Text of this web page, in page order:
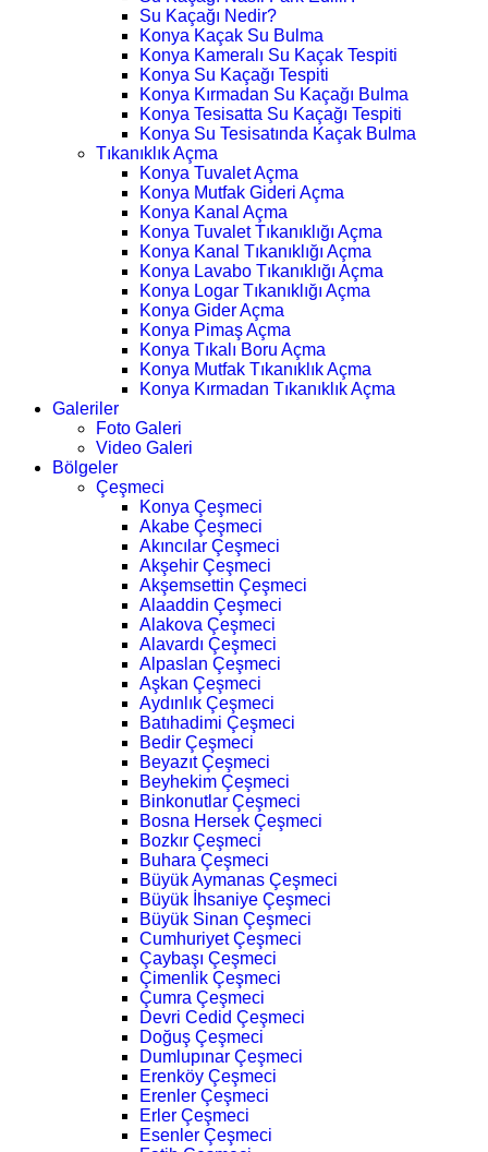
Su Kaçağı Nedir?
Konya Kaçak Su Bulma
Konya Kameralı Su Kaçak Tespiti
Konya Su Kaçağı Tespiti
Konya Kırmadan Su Kaçağı Bulma
Konya Tesisatta Su Kaçağı Tespiti
Konya Su Tesisatında Kaçak Bulma
Tıkanıklık Açma
Konya Tuvalet Açma
Konya Mutfak Gideri Açma
Konya Kanal Açma
Konya Tuvalet Tıkanıklığı Açma
Konya Kanal Tıkanıklığı Açma
Konya Lavabo Tıkanıklığı Açma
Konya Logar Tıkanıklığı Açma
Konya Gider Açma
Konya Pimaş Açma
Konya Tıkalı Boru Açma
Konya Mutfak Tıkanıklık Açma
Konya Kırmadan Tıkanıklık Açma
Galeriler
Foto Galeri
Video Galeri
Bölgeler
Çeşmeci
Konya Çeşmeci
Akabe Çeşmeci
Akıncılar Çeşmeci
Akşehir Çeşmeci
Akşemsettin Çeşmeci
Alaaddin Çeşmeci
Alakova Çeşmeci
Alavardı Çeşmeci
Alpaslan Çeşmeci
Aşkan Çeşmeci
Aydınlık Çeşmeci
Batıhadimi Çeşmeci
Bedir Çeşmeci
Beyazıt Çeşmeci
Beyhekim Çeşmeci
Binkonutlar Çeşmeci
Bosna Hersek Çeşmeci
Bozkır Çeşmeci
Buhara Çeşmeci
Büyük Aymanas Çeşmeci
Büyük İhsaniye Çeşmeci
Büyük Sinan Çeşmeci
Cumhuriyet Çeşmeci
Çaybaşı Çeşmeci
Çimenlik Çeşmeci
Çumra Çeşmeci
Devri Cedid Çeşmeci
Doğuş Çeşmeci
Dumlupınar Çeşmeci
Erenköy Çeşmeci
Erenler Çeşmeci
Erler Çeşmeci
Esenler Çeşmeci